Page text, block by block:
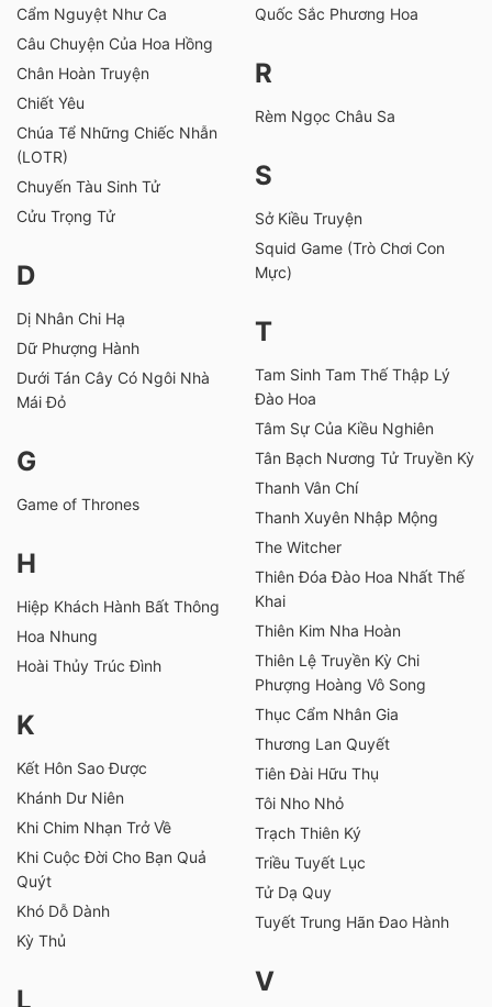
Cẩm Nguyệt Như Ca
Câu Chuyện Của Hoa Hồng
Chân Hoàn Truyện
Chiết Yêu
Chúa Tể Những Chiếc Nhẫn
(LOTR)
Chuyến Tàu Sinh Tử
Cửu Trọng Tử
D
Dị Nhân Chi Hạ
Dữ Phượng Hành
Dưới Tán Cây Có Ngôi Nhà
Mái Đỏ
G
Game of Thrones
H
Hiệp Khách Hành Bất Thông
Hoa Nhung
Hoài Thủy Trúc Đình
K
Kết Hôn Sao Được
Khánh Dư Niên
Khi Chim Nhạn Trở Về
Khi Cuộc Đời Cho Bạn Quả
Quýt
Khó Dỗ Dành
Kỳ Thủ
L
Quốc Sắc Phương Hoa
R
Rèm Ngọc Châu Sa
S
Sở Kiều Truyện
Squid Game (Trò Chơi Con
Mực)
T
Tam Sinh Tam Thế Thập Lý
Đào Hoa
Tâm Sự Của Kiều Nghiên
Tân Bạch Nương Tử Truyền Kỳ
Thanh Vân Chí
Thanh Xuyên Nhập Mộng
The Witcher
Thiên Đóa Đào Hoa Nhất Thế
Khai
Thiên Kim Nha Hoàn
Thiên Lệ Truyền Kỳ Chi
Phượng Hoàng Vô Song
Thục Cẩm Nhân Gia
Thương Lan Quyết
Tiên Đài Hữu Thụ
Tôi Nho Nhỏ
Trạch Thiên Ký
Triều Tuyết Lục
Tử Dạ Quy
Tuyết Trung Hãn Đao Hành
V